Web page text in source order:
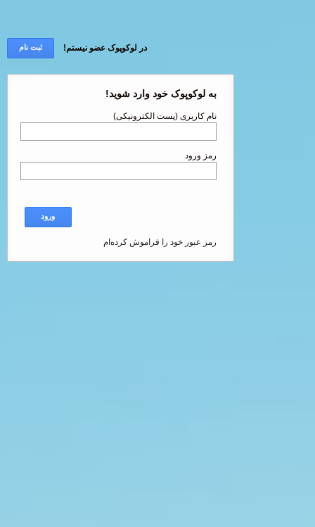
ثبت نام در لوکوپوک عضو نیستم!
به لوکوپوک خود وارد شوید!
نام کاربری (پست الکترونیکی)
رمز ورود
ورود
رمز عبور خود را فراموش کرده‌ام